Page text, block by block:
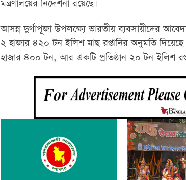
মন্ত্রণালয়ের নির্দেশনা রয়েছে।
আসন্ন দুর্গাপূজা উপলক্ষ্যে ভারতীয় ব্যবসায়ীদের
২ হাজার ৪২০ টন ইলিশ মাছ রপ্তানির অনুমতি
হাজার ৪০০ টন, আর একটি প্রতিষ্ঠান ২০ টন ইলিশ